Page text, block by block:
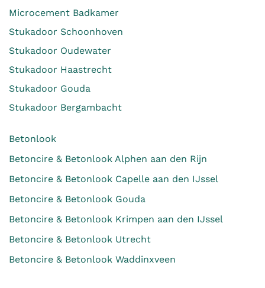
Microcement Badkamer
Stukadoor Schoonhoven
Stukadoor Oudewater
Stukadoor Haastrecht
Stukadoor Gouda
Stukadoor Bergambacht
Betonlook
Betoncire & Betonlook Alphen aan den Rijn
Betoncire & Betonlook Capelle aan den IJssel
Betoncire & Betonlook Gouda
Betoncire & Betonlook Krimpen aan den IJssel
Betoncire & Betonlook Utrecht
Betoncire & Betonlook Waddinxveen